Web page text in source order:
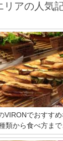
リアの人気
VIRONでおすすめ
類から食べ方ま